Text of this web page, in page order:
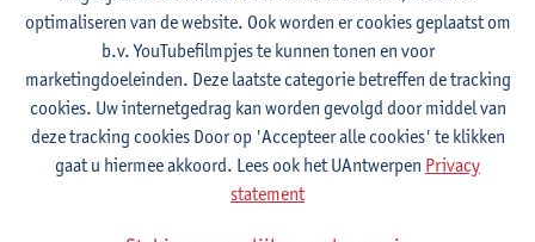
1E/2E SEM
6 studiepunten
Lesgever(s):
Carola Strobl Alex Haider
Engels: verplichte opleidingsonderdelen
Advanced English Grammar for English Language
Professionals
1E/2E SEM
Lesgever(s):
Jim Ureel
optimaliseren van de website. Ook worden er cookies geplaatst om
b.v. YouTubefilmpjes te kunnen tonen en voor
marketingdoeleinden. Deze laatste categorie betreffen de tracking
cookies. Uw internetgedrag kan worden gevolgd door middel van
deze tracking cookies Door op 'Accepteer alle cookies' te klikken
gaat u hiermee akkoord. Lees ook het UAntwerpen Privacy
statement